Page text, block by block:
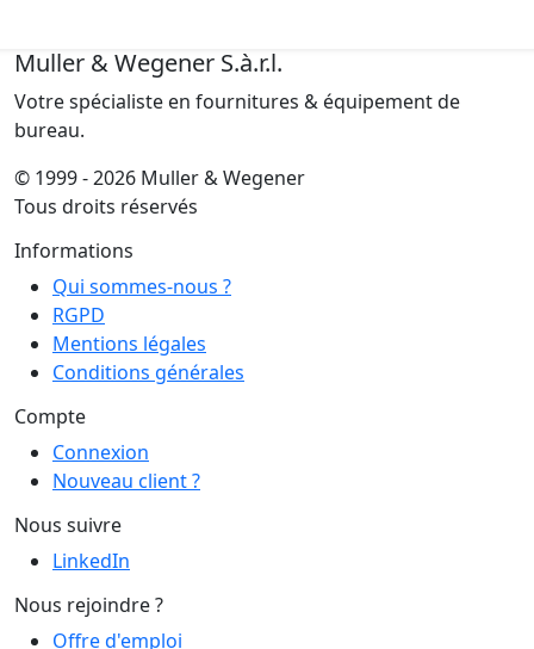
Muller & Wegener S.à.r.l.
Votre spécialiste en fournitures & équipement de
bureau.
© 1999 - 2026 Muller & Wegener
Tous droits réservés
Informations
Qui sommes-nous ?
RGPD
Mentions légales
Conditions générales
Compte
Connexion
Nouveau client ?
Nous suivre
LinkedIn
Nous rejoindre ?
Offre d'emploi